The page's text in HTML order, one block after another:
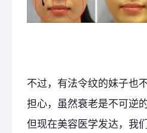
不过，有法令纹的妹子也
担心，虽然衰老是不可逆的
但现在美容医学发达，我